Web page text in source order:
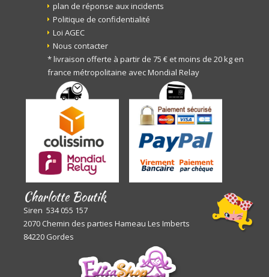
plan de réponse aux incidents
Politique de confidentialité
Loi AGEC
Nous contacter
* livraison offerte à partir de 75 € et moins de 20 kg en
france métropolitaine avec Mondial Relay
Charlotte Boutik
Siren 534 055 157
2070 Chemin des parties Hameau Les Imberts
84220 Gordes